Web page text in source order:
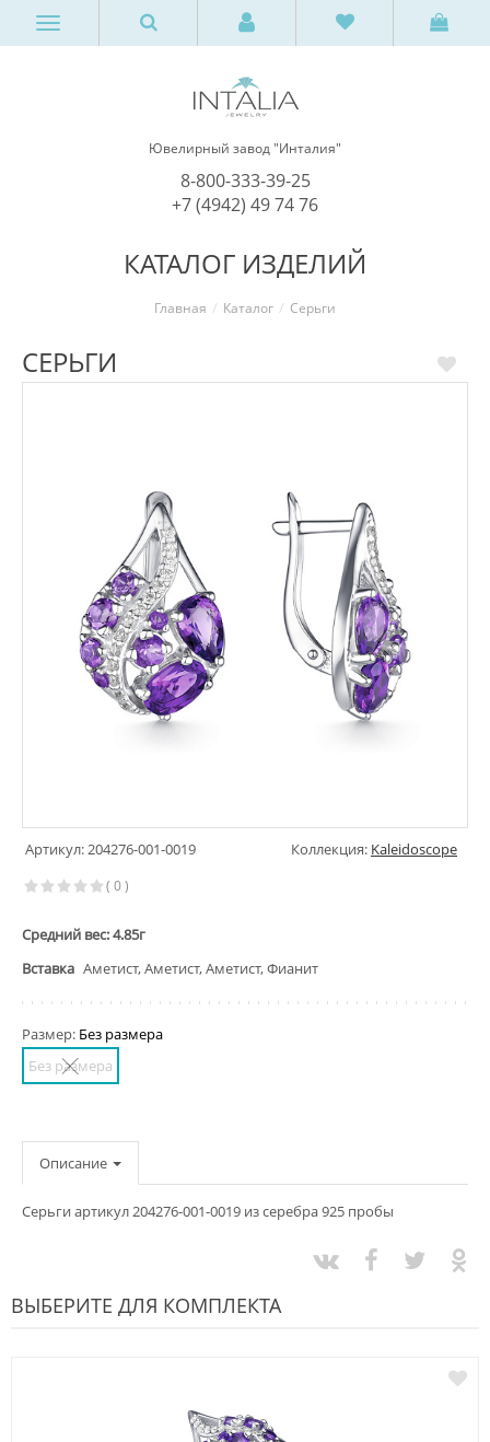
Ювелирный завод "Инталия"
8-800-333-39-25
+7 (4942) 49 74 76
КАТАЛОГ ИЗДЕЛИЙ
Главная Каталог Серьги
СЕРЬГИ
Артикул: 204276-001-0019 Коллекция: Kaleidoscope
( 0 )
Средний вес: 4.85г
Вставка Аметист, Аметист, Аметист, Фианит
Размер: Без размера
Без размера
Описание
Серьги артикул 204276-001-0019 из серебра 925 пробы
ВЫБЕРИТЕ ДЛЯ КОМПЛЕКТА